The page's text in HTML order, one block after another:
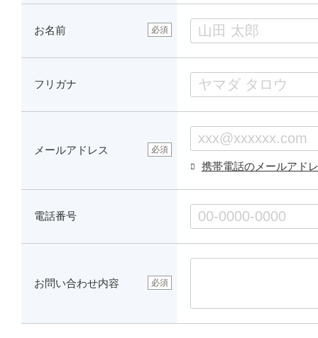
お名前 必須
フリガナ
メールアドレス 必須
携帯電話のメールアド
電話番号
お問い合わせ内容 必須